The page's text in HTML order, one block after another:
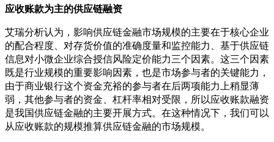
应收账款为主的供应链融资
艾瑞分析认为，影响供应链金融市场规模的主要在于核心企业
的配合程度、对存货价值的准确度量和监控能力、基于供应链
信息对小微企业综合授信风险定价能力三个因素。这三个因素
既是行业规模的重要影响因素，也是市场参与者的关键能力，
由于商业银行这个资金充裕的参与者在后两项能力上稍显薄
弱，其他参与者的资金、杠杆率相对受限，所以应收账款融资
是我国供应链金融的主要开展方式。在这种情况下，我们可以
从应收账款的规模推算供应链金融的市场规模。